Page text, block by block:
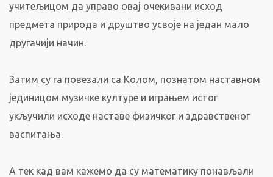
учитељицом да управо овај очекивани исход
предмета природа и друштво усвоје на један мало
другачији начин.
Затим су га повезали са Колом, познатом наставном
јединицом музичке културе и играњем истог
укључили исходе наставе физичког и здравственог
васпитања.
А тек кад вам кажемо да су математику понављали